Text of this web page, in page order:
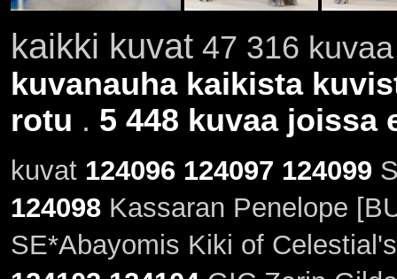
kaikki kuvat47 316
kuvanauha kaikista
rotu . 5 448 kuvaa joissa
kuvat 124096 124097 124099
124098Kassaran Penelope
SE*Abayomis Kiki of